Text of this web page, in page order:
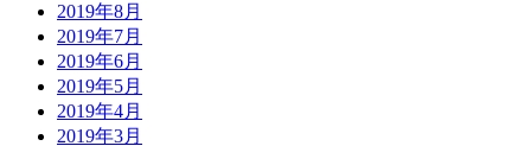
2019年8月
2019年7月
2019年6月
2019年5月
2019年4月
2019年3月